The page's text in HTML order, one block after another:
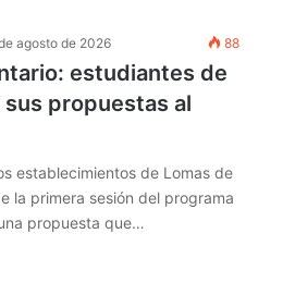
agosto de 2026 88
estudiantes de
propuestas al
establecimientos de Lomas de
la primera sesión del programa
propuesta que…